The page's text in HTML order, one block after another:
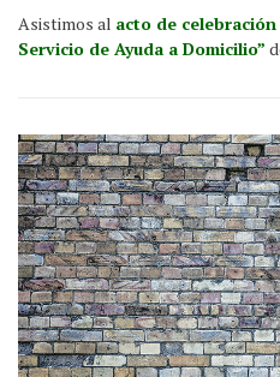
Asistimos al acto de
Servicio de Ayuda a Domicilio”